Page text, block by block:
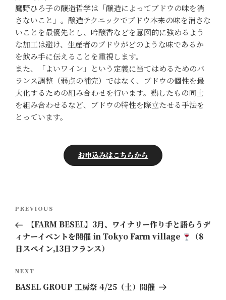
鷹野ひろ子の醸造哲学は「醸造によってブドウの味を消
さないこと」。醸造テクニックでブドウ本来の味を消さな
いことを最優先とし、吟醸香などを意図的に強めるよう
な加工は避け、生産者のブドウがどのような味であるか
を飲み手に伝えることを重視します。
また、「よいワイン」という定義に当てはめるためのバ
ランス調整（弱点の補完）ではなく、ブドウの個性を最
大化するための組み合わせを行います。熟したもの同士
を組み合わせるなど、ブドウの特性を際立たせる手法を
とっています。
お申込みはこちらから
ナ
ビ
ー
シ
Previous
Post
PREVIOUS
【FARM BESEL】3月、ワイナリー作り手と語らうデ
ィナーイベントを開催 in Tokyo Farm village
（8
日スペイン,13日フランス）
Next
Post
NEXT
BASEL GROUP 工房祭 4/25（土）開催